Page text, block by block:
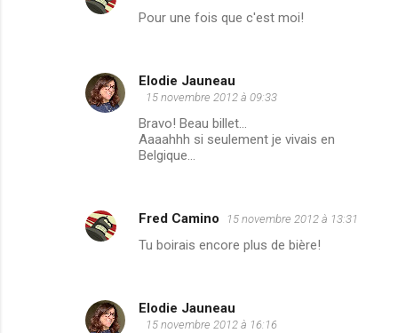
Pour une fois que c'est moi!
Elodie Jauneau
15 novembre 2012 à 09:33
Bravo! Beau billet...
Aaaahhh si seulement je vivais en
Belgique...
Fred Camino 15 novembre 2012 à 13:31
Tu boirais encore plus de bière!
Elodie Jauneau
15 novembre 2012 à 16:16